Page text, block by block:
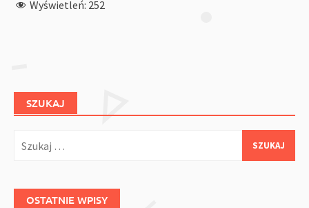
Wyświetleń: 252
SZUKAJ
OSTATNIE WPISY